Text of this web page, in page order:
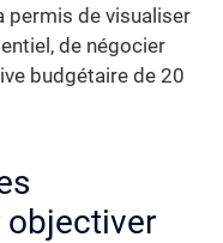
permis de visualiser
de négocier
budgétaire de 20
objectiver